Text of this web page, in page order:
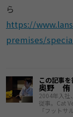
ら
https://
premises/
この記事を
奥野 侑
2004年入社
従事。Cat
「フットサ